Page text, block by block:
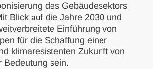
des Gebäudesektors
Blick auf die Jahre 2030 und
Einführung von
für die Schaffung einer
klimaresistenten Zukunft von
Bedeutung sein.